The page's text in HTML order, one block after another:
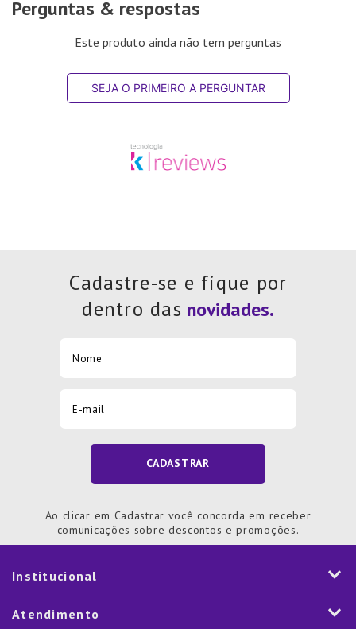
Perguntas & respostas
Este produto ainda não tem perguntas
SEJA O PRIMEIRO A PERGUNTAR
Cadastre-se e fique por
dentro das
CADASTRAR
Ao clicar em Cadastrar você concorda em receber
comunicações sobre descontos e promoções.
Institucional
História
Atendimento